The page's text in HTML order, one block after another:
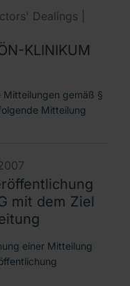
Dealings |
KLINIKUM
gemäß §
Mitteilung
mit dem Ziel
einer Mitteilung